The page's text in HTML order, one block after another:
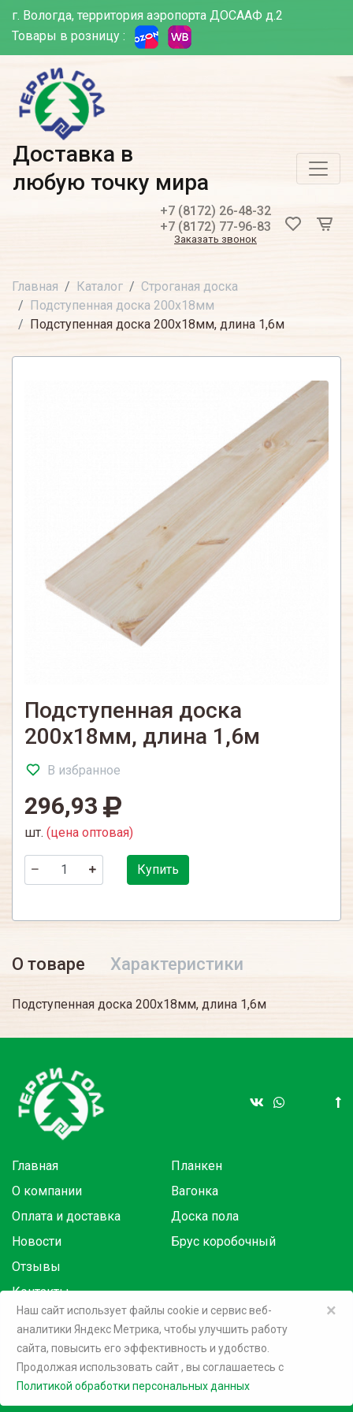
г. Вологда, территория аэропорта ДОСААФ д.2
Товары в розницу :
Доставка в
любую точку мира
+7 (8172) 26-48-32
+7 (8172) 77-96-83
Заказать звонок
Главная Каталог
Строганая доска
Подступенная доска 200х18мм
Подступенная доска 200х18мм, длина 1,6м
Подступенная доска
200х18мм, длина 1,6м
В избранное
296,93
шт. (цена оптовая)
Купить
О товаре Характеристики
Подступенная доска 200х18мм, длина 1,6м
Главная
О компании
Оплата и доставка
Новости
Отзывы
Контакты
Планкен
Вагонка
Доска пола
Брус коробочный
Товары в розницу на маркетплейсах:
©2026 Терри Голд
×
Наш сайт использует файлы cookie и сервис веб-
аналитики Яндекс Метрика, чтобы улучшить работу
сайта, повысить его эффективность и удобство.
Продолжая использовать сайт, вы соглашаетесь c
Политикой обработки персональных данных